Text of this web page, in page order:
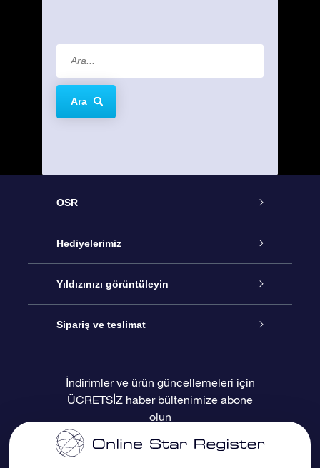
Ara
OSR
Hizmet
İletişim
Blogu
Değerlendirmeler
Hediyelerimiz
Çevrimiçi Yıldız Hediyesi
OSR Hediye Paketi
OSR Hediye Kartı
Kurumsal hediyeler
Yıldızınızı görüntüleyin
Star Register
Kişiselleştirilmiş Yıldız Sayfası
Bir Milyon Yıldız
Sipariş ve teslimat
Ödeme bilgileri
Sevkiyat bilgileri
İndirimler ve ürün güncellemeleri için
ÜCRETSİZ haber bültenimize abone
olun